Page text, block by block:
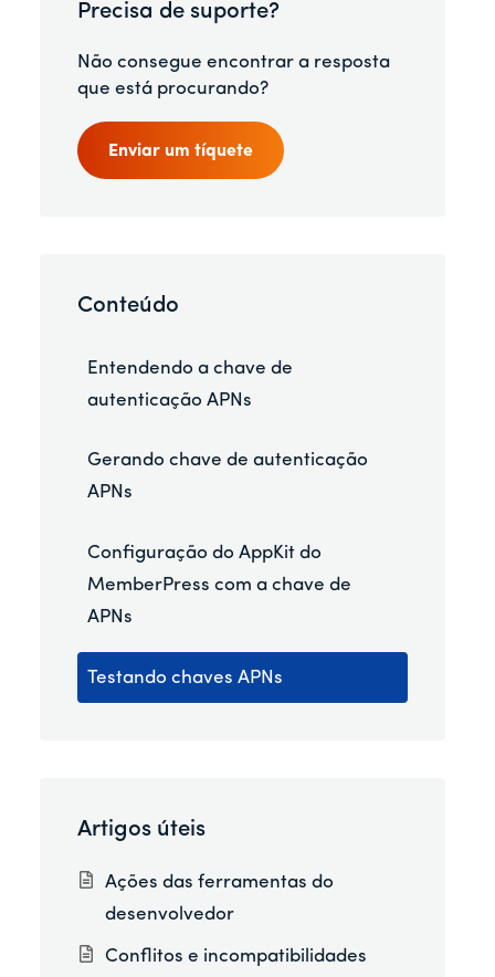
Precisa de suporte?
Não consegue encontrar a resposta
que está procurando?
Enviar um tíquete
Conteúdo
Entendendo a chave de
autenticação APNs
Gerando chave de autenticação
APNs
Configuração do AppKit do
MemberPress com a chave de
APNs
Testando chaves APNs
Artigos úteis
Ações das ferramentas do
desenvolvedor
Conflitos e incompatibilidades